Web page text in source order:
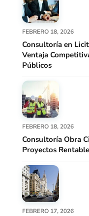
FEBRERO 18, 2026
Consultoría en
Ventaja
Públicos
FEBRERO 18, 2026
Consultoría Obra
Proyectos
FEBRERO 17, 2026